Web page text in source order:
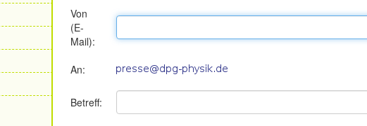
Von
(E-
Mail):
An:
Betreff: